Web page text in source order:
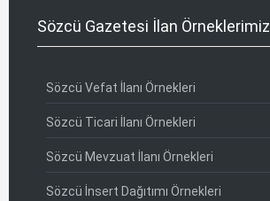
Sözcü Gazetesi İlan Örneklerimiz
Sözcü Vefat İlanı Örnekleri
Sözcü Ticari İlanı Örnekleri
Sözcü Mevzuat İlanı Örnekleri
Sözcü İnsert Dağıtımı Örnekleri